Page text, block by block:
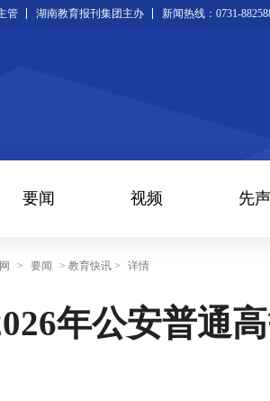
管 湖南教育报刊集团主办 新闻热线：0731-
要闻 视频 先声
> 要闻 > 教育快讯 > 详情
年公安普通